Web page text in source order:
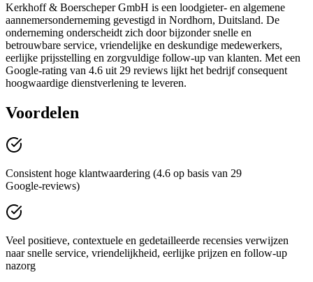
Kerkhoff & Boerscheper GmbH is een loodgieter- en algemene
aannemersonderneming gevestigd in Nordhorn, Duitsland. De
onderneming onderscheidt zich door bijzonder snelle en
betrouwbare service, vriendelijke en deskundige medewerkers,
eerlijke prijsstelling en zorgvuldige follow‑up van klanten. Met een
Google‑rating van 4.6 uit 29 reviews lijkt het bedrijf consequent
hoogwaardige dienstverlening te leveren.
Voordelen
Consistent hoge klantwaardering (4.6 op basis van 29
Google‑reviews)
Veel positieve, contextuele en gedetailleerde recensies verwijzen
naar snelle service, vriendelijkheid, eerlijke prijzen en follow‑up
nazorg